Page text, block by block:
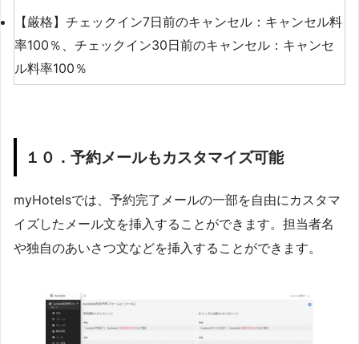
【厳格】チェックイン7日前のキャンセル：キャンセル料
率100％、チェックイン30日前のキャンセル：キャンセ
ル料率100％
１０．予約メールもカスタマイズ可能
myHotelsでは、予約完了メールの一部を自由にカスタマ
イズしたメール文を挿入することができます。担当者名
や独自のあいさつ文などを挿入することができます。